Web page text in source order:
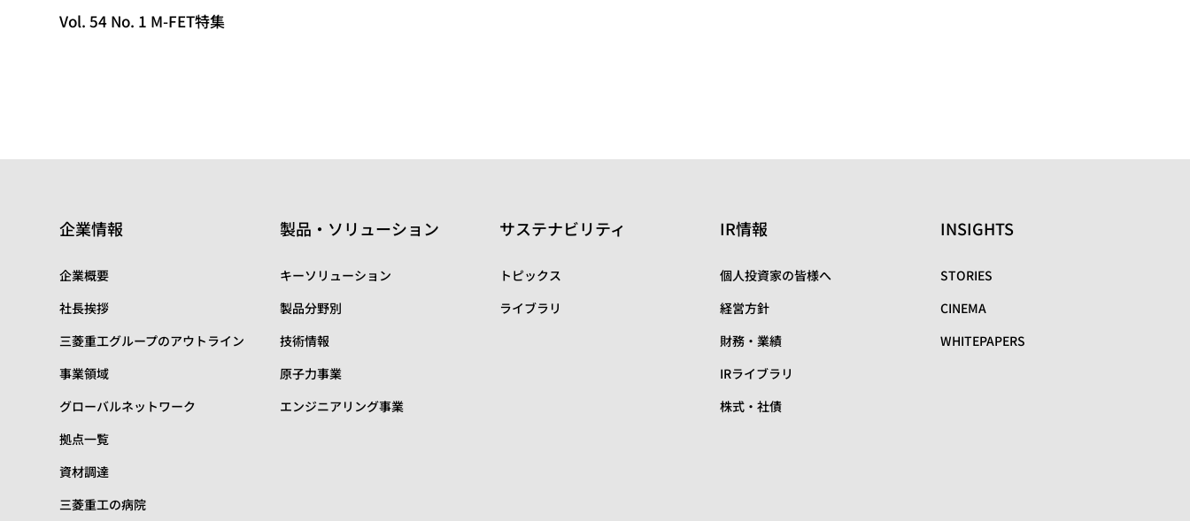
Vol. 54 No. 1 M-FET特集
企業情報
企業概要
社長挨拶
三菱重工グループのアウトライン
事業領域
グローバルネットワーク
拠点一覧
資材調達
三菱重工の病院
製品・ソリューション
キーソリューション
製品分野別
技術情報
原子力事業
エンジニアリング事業
サステナビリティ
トピックス
ライブラリ
IR情報
個人投資家の皆様へ
経営方針
財務・業績
IRライブラリ
株式・社債
INSIGHTS
STORIES
CINEMA
WHITEPAPERS